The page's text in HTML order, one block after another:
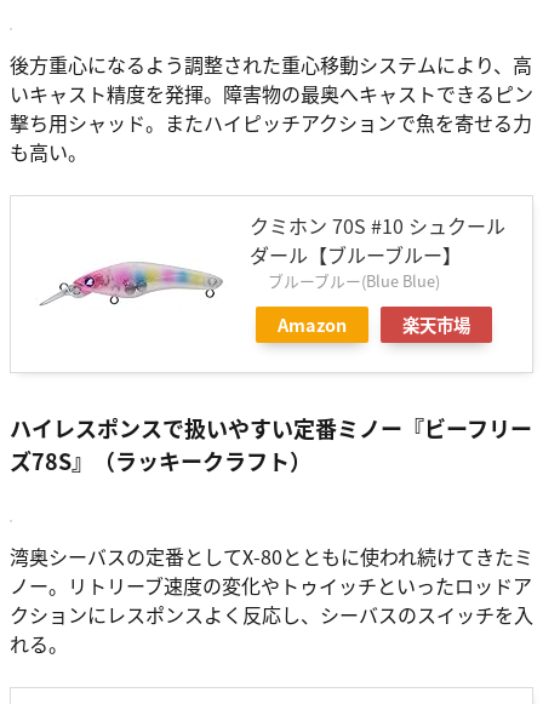
後方重心になるよう調整された重心移動システムにより、高
いキャスト精度を発揮。障害物の最奥へキャストできるピン
撃ち用シャッド。またハイピッチアクションで魚を寄せる力
も高い。
クミホン 70S #10 シュクール
ダール【ブルーブルー】
ブルーブルー(Blue Blue)
Amazon 楽天市場
ハイレスポンスで扱いやすい定番ミノー『ビーフリー
ズ78S』（ラッキークラフト）
湾奥シーバスの定番としてX-80とともに使われ続けてきたミ
ノー。リトリーブ速度の変化やトゥイッチといったロッドア
クションにレスポンスよく反応し、シーバスのスイッチを入
れる。